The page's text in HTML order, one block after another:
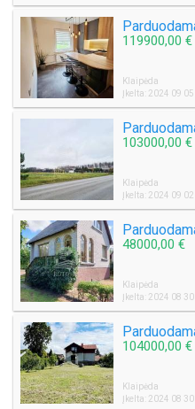
119900,00 €
Klaipėda
Įkelta: 2024 09 05
103000,00 €
Klaipėda
Įkelta: 2024 09 02
48000,00 €
Klaipėda
Įkelta: 2024 08 30
104000,00 €
Klaipėda
Įkelta: 2024 08 30